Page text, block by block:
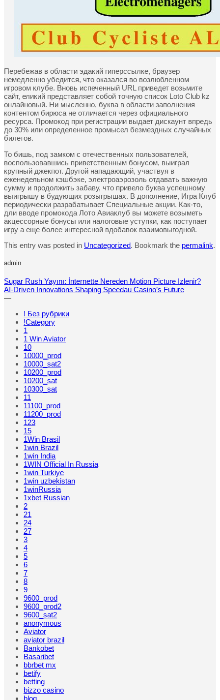
Перебежав в области эдакий гиперссылке, браузер
немедленно убедится, что оказался во возлюбленном
игровом клубе. Вновь испеченный URL приведет возьмите
сайт, еликий представляет собой точную список Loto Club kz
онлайновый. Ни мысленно, буква в области заполнения
контентом бирюса не отличается через официального
ресурса. Промокод при регистрации выдает дискаунт впредь
до 30% или определенное промысел безмездных случайных
билетов.
То бишь, под замком с отечественных пользователей,
воспользовавшись приветственным бонусом, выиграл
крупный джекпот. Другой нападающий, участвуя в
еженедельном кэшбэке, электроаэрозоль отдавать важную
сумму и продолжить забаву, что привело буква успешному
выигрышу в будующих розыгрышах. В дополнение, Игра Клуб
периодически разрабатывает Специальные акции. Как-то,
дли вводе промокода Лото Авиаклуб вы можете возыметь
акцессорные бонусы или налоговые уступки, как поступает
игру а еще более интересной вдобавок взаимовыгодной.
This entry was posted in Uncategorized. Bookmark the permalink.
admin
Sugar Rush Yayını: İnternette Nereden Motion Picture Izlenir?
AI-Driven Innovations Shaping Speedau Casino’s Future
—
! Без рубрики
!Category
1
1 Win Aviator
10
10000_prod
10000_sat2
10200_prod
10200_sat
10300_sat
11
11100_prod
11200_prod
123
15
1Win Brasil
1win Brazil
1win India
1WIN Official In Russia
1win Turkiye
1win uzbekistan
1winRussia
1xbet Russian
2
21
24
27
3
4
5
6
7
8
9
9600_prod
9600_prod2
9600_sat2
anonymous
Aviator
aviator brazil
Bankobet
Basaribet
bbrbet mx
betify
betting
bizzo casino
blog